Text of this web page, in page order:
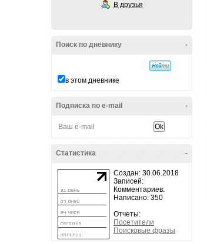
В друзья
-
Поиск по дневнику
в этом дневнике
-
Подписка по e-mail
-
Статистика
Создан: 30.06.2018
Записей:
Комментариев:
Написано: 350
Отчеты:
Посетители
Поисковые фразы